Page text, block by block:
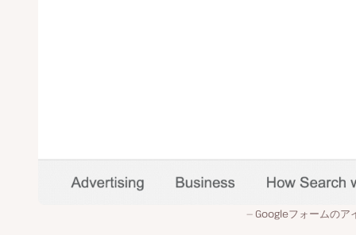
Googleフォームのア